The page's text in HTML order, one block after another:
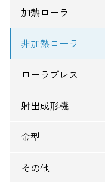
加熱ローラ
非加熱ローラ
ローラプレス
射出成形機
金型
その他